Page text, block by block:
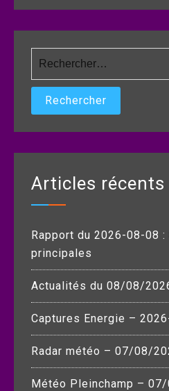
Articles récents
Rapport du 2026-08-08
principales
Actualités du 08/08/
Captures Energie –
Radar météo – 07/08/
Météo Pleinchamp –